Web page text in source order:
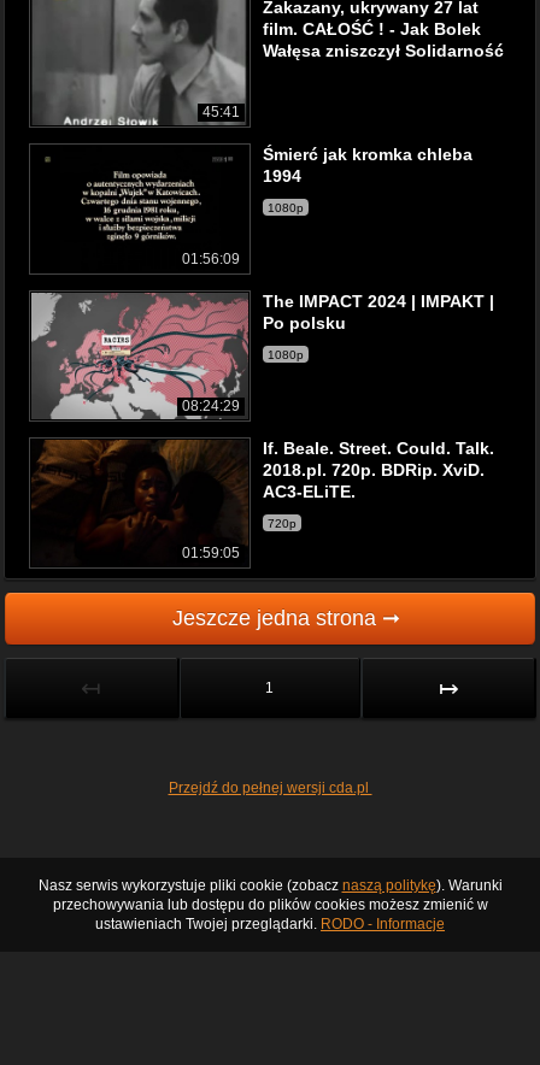
45:41
Zakazany, ukrywany 27 lat
film. CAŁOŚĆ ! - Jak Bolek
Wałęsa zniszczył Solidarność
01:56:09
Śmierć jak kromka chleba
1994
1080p
08:24:29
The IMPACT 2024 | IMPAKT |
Po polsku
1080p
01:59:05
If. Beale. Street. Could. Talk.
2018.pl. 720p. BDRip. XviD.
AC3-ELiTE.
720p
Jeszcze jedna strona ➞
↤ 1 ↦
Przejdź do pełnej wersji cda.pl
Nasz serwis wykorzystuje pliki cookie (zobacz naszą politykę). Warunki
przechowywania lub dostępu do plików cookies możesz zmienić w
ustawieniach Twojej przeglądarki. RODO - Informacje